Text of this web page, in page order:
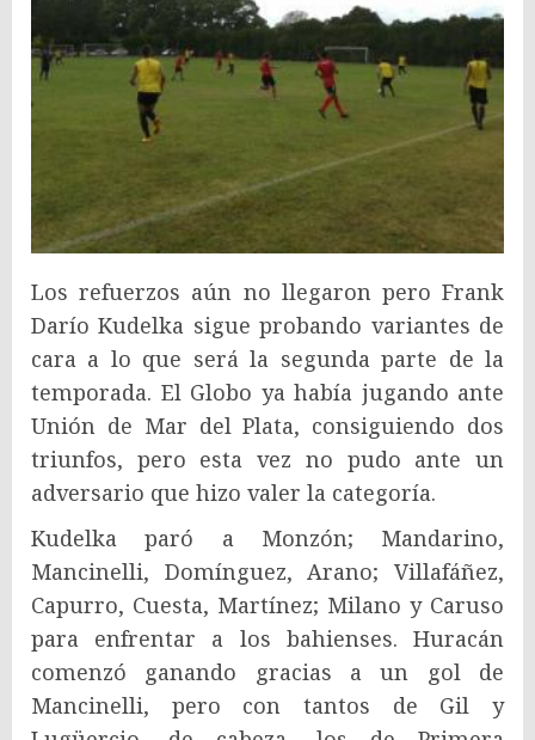
Los refuerzos aún no llegaron pero Frank
Darío Kudelka sigue probando variantes de
cara a lo que será la segunda parte de la
temporada. El Globo ya había jugando ante
Unión de Mar del Plata, consiguiendo dos
triunfos, pero esta vez no pudo ante un
adversario que hizo valer la categoría.
Kudelka paró a Monzón; Mandarino,
Mancinelli, Domínguez, Arano; Villafáñez,
Capurro, Cuesta, Martínez; Milano y Caruso
para enfrentar a los bahienses. Huracán
comenzó ganando gracias a un gol de
Mancinelli, pero con tantos de Gil y